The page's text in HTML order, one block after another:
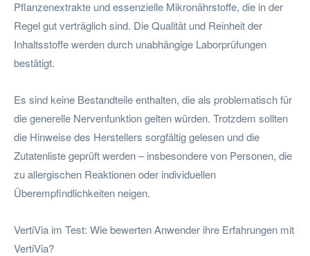
Pflanzenextrakte und essenzielle Mikronährstoffe, die in der
Regel gut verträglich sind. Die Qualität und Reinheit der
Inhaltsstoffe werden durch unabhängige Laborprüfungen
bestätigt.
Es sind keine Bestandteile enthalten, die als problematisch für
die generelle Nervenfunktion gelten würden. Trotzdem sollten
die Hinweise des Herstellers sorgfältig gelesen und die
Zutatenliste geprüft werden – insbesondere von Personen, die
zu allergischen Reaktionen oder individuellen
Überempfindlichkeiten neigen.
VertiVia im Test: Wie bewerten Anwender ihre Erfahrungen mit
VertiVia?